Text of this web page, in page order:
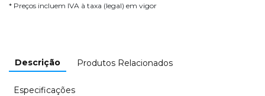
* Preços incluem IVA à taxa (legal) em vigor
Descrição Produtos Relacionados
Especificações